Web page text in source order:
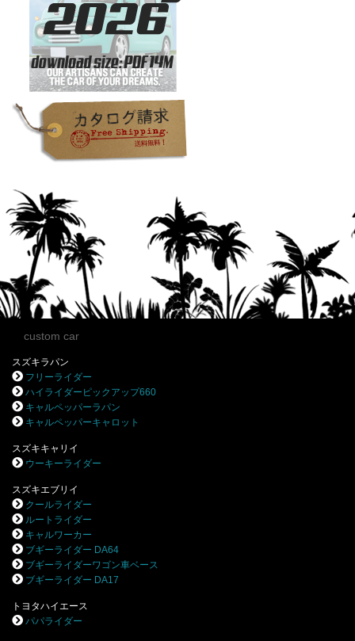
custom car
スズキラパン
フリーライダー
ハイライダーピックアップ660
キャルペッパーラパン
キャルペッパーキャロット
スズキキャリイ
ウーキーライダー
スズキエブリイ
クールライダー
ルートライダー
キャルワーカー
ブギーライダー DA64
ブギーライダーワゴン車ベース
ブギーライダー DA17
トヨタハイエース
パパライダー